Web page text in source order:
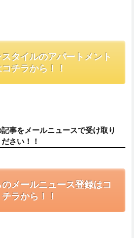
タイルのアパートメント
チラから！！
事をメールニュースで受け取り
さい！！
メールニュース登録はコ
チラから！！